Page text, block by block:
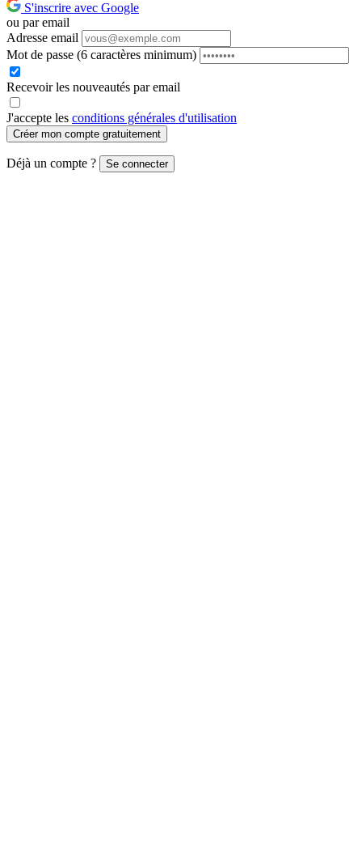
S'inscrire avec Google
ou par email
Adresse email
Mot de passe (6 caractères minimum)
Recevoir les nouveautés par email
J'accepte les conditions générales d'utilisation
Créer mon compte gratuitement
Déjà un compte ? Se connecter